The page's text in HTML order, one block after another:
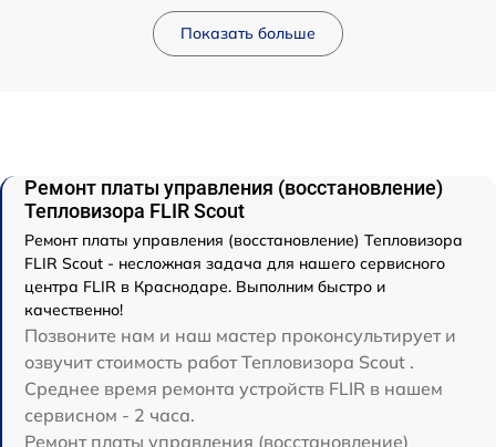
Показать больше
Ремонт платы управления (восстановление)
Тепловизора FLIR Scout
Ремонт платы управления (восстановление) Тепловизора
FLIR Scout - несложная задача для нашего сервисного
центра FLIR в Краснодаре. Выполним быстро и
качественно!
Позвоните нам и наш мастер проконсультирует и
озвучит стоимость работ Тепловизора Scout .
Среднее время ремонта устройств FLIR в нашем
сервисном - 2 часа.
Ремонт платы управления (восстановление)